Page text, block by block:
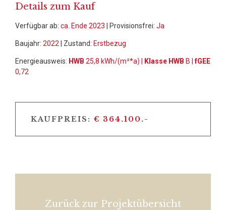
Details zum Kauf
Verfügbar ab: ca. Ende 2023 | Provisionsfrei: Ja
Baujahr: 2022 | Zustand: Erstbezug
Energieausweis: HWB 25,8 kWh/(m²*a) | Klasse HWB B |fGEE
0,72
KAUFPREIS: € 364.100.-
Zurück zur Projektübersicht